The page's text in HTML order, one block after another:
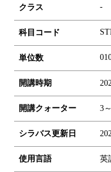
クラス -
科目コード
単位数 01
開講時期
開講クォーター 3
シラバス更新日
使用言語 英